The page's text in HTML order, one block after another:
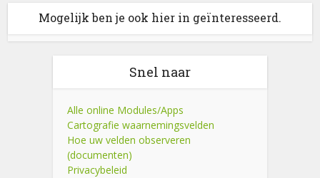
Mogelijk ben je ook hier in geïnteresseerd.
Snel naar
Alle online Modules/Apps
Cartografie waarnemingsvelden
Hoe uw velden observeren
(documenten)
Privacybeleid